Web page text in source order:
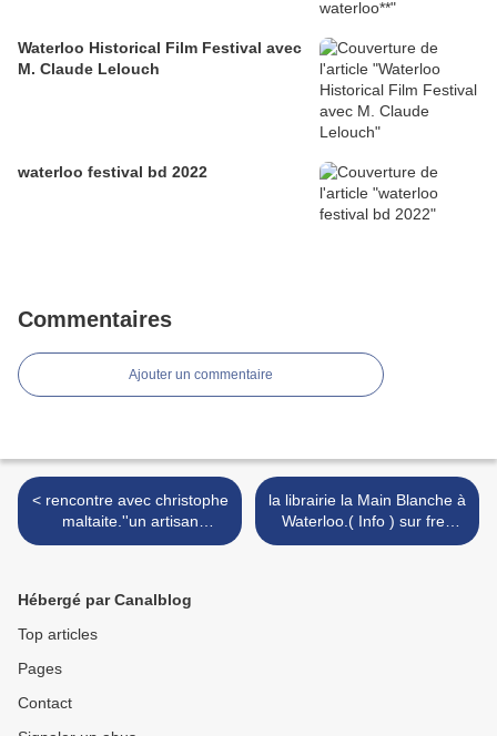
Waterloo Historical Film Festival avec
M. Claude Lelouch
waterloo festival bd 2022
Commentaires
Ajouter un commentaire
< rencontre avec christophe
maltaite.''un artisan
ferronnier d’art
la librairie la Main Blanche à
Waterloo.( Info ) sur fred
GENET le dessinateur BD >
Hébergé par Canalblog
Top articles
Pages
Contact